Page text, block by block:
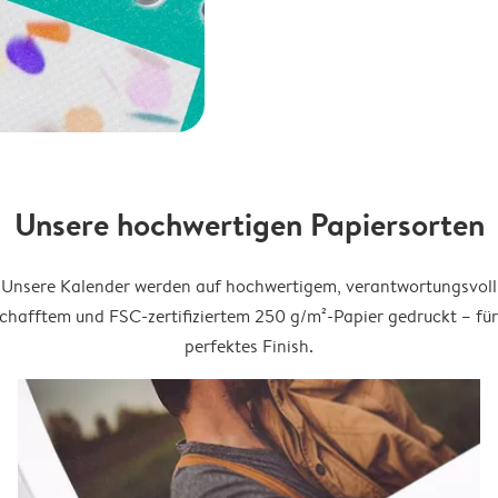
Unsere hochwertigen Papiersorten
Unsere Kalender werden auf hochwertigem, verantwortungsvoll
und FSC-zertifiziertem 250 g/m²-Papier gedruckt –
perfektes Finish.